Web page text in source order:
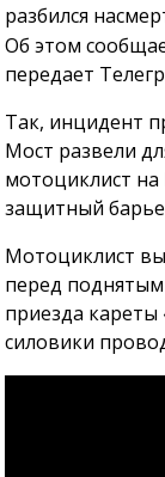
разбился
Об этом
передает
Так, инцидент
Мост развели
мотоциклист
защитный
Мотоциклист
перед
приезда
силовики